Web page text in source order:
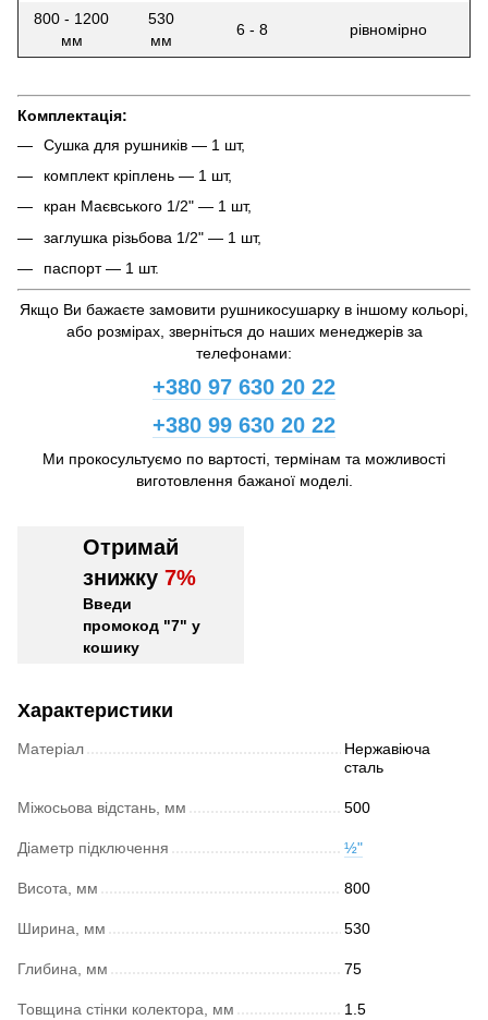
800 - 1200
мм
530
мм
6 - 8 рівномірно
Комплектація:
Сушка для рушників — 1 шт,
комплект кріплень — 1 шт,
кран Маєвського 1/2" — 1 шт,
заглушка різьбова 1/2" — 1 шт,
паспорт — 1 шт.
Якщо Ви бажаєте замовити рушникосушарку в іншому кольорі,
або розмірах, зверніться до наших менеджерів за
телефонами:
+380 97 630 20 22
+380 99 630 20 22
Ми прокосультуємо по вартості, термінам та можливості
виготовлення бажаної моделі.
Отримай
знижку 7%
Введи
промокод "7" у
кошику
Характеристики
Матеріал
Нержавіюча
сталь
Міжосьова відстань, мм 500
Діаметр підключення ½"
Висота, мм 800
Ширина, мм 530
Глибина, мм 75
Товщина стінки колектора, мм 1.5